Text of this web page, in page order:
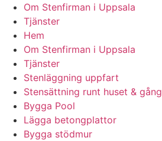
Om Stenfirman i Uppsala
Tjänster
Hem
Om Stenfirman i Uppsala
Tjänster
Stenläggning uppfart
Stensättning runt huset & gång
Bygga Pool
Lägga betongplattor
Bygga stödmur